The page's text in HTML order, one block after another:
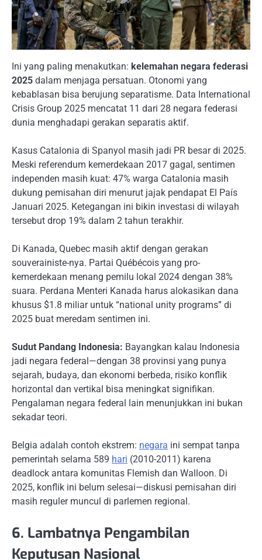
Ini yang paling menakutkan: kelemahan negara federasi
2025 dalam menjaga persatuan. Otonomi yang
kebablasan bisa berujung separatisme. Data International
Crisis Group 2025 mencatat 11 dari 28 negara federasi
dunia menghadapi gerakan separatis aktif.
Kasus Catalonia di Spanyol masih jadi PR besar di 2025.
Meski referendum kemerdekaan 2017 gagal, sentimen
independen masih kuat: 47% warga Catalonia masih
dukung pemisahan diri menurut jajak pendapat El País
Januari 2025. Ketegangan ini bikin investasi di wilayah
tersebut drop 19% dalam 2 tahun terakhir.
Di Kanada, Quebec masih aktif dengan gerakan
souverainiste-nya. Partai Québécois yang pro-
kemerdekaan menang pemilu lokal 2024 dengan 38%
suara. Perdana Menteri Kanada harus alokasikan dana
khusus $1.8 miliar untuk “national unity programs” di
2025 buat meredam sentimen ini.
Sudut Pandang Indonesia: Bayangkan kalau Indonesia
jadi negara federal—dengan 38 provinsi yang punya
sejarah, budaya, dan ekonomi berbeda, risiko konflik
horizontal dan vertikal bisa meningkat signifikan.
Pengalaman negara federal lain menunjukkan ini bukan
sekadar teori.
Belgia adalah contoh ekstrem: negara ini sempat tanpa
pemerintah selama 589 hari (2010-2011) karena
deadlock antara komunitas Flemish dan Walloon. Di
2025, konflik ini belum selesai—diskusi pemisahan diri
masih reguler muncul di parlemen regional.
6. Lambatnya Pengambilan
Keputusan Nasional